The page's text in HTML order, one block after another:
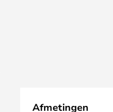
Afmetingen